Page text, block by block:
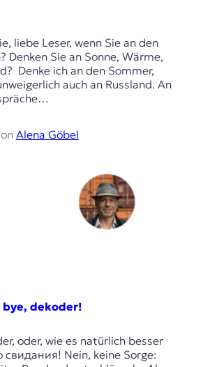
liebe Leser, wenn Sie an den
Denken Sie an Sonne, Wärme,
Denke ich an den Sommer,
auch an Russland. An
Alena Göbel
bye, dekoder!
oder, wie es natürlich besser
Nein, keine Sorge: